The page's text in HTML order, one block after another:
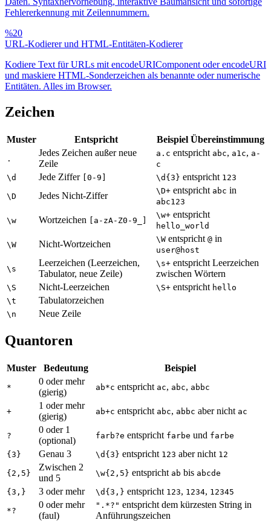
Fehlererkennung mit Zeilennummern.
%20
URL-Kodierer und HTML-Entitäten-Kodierer
Kodiere Text für URLs mit encodeURIComponent oder encodeURI
und maskiere HTML-Sonderzeichen als benannte oder numerische
Entitäten. Alles im Browser.
Zeichen
Muster Entspricht Beispiel Übereinstimmung
.
Jedes Zeichen außer neue
Zeile
a.c entspricht abc, a1c, a-
c
\d
Jede Ziffer [0-9] \d{3} entspricht 123
\D Jedes Nicht-Ziffer \D+ entspricht abc in
abc123
\w Wortzeichen [a-zA-Z0-9_]
\w+ entspricht
hello_world
\W Nicht-Wortzeichen \W entspricht @ in
user@host
\s
Leerzeichen (Leerzeichen,
Tabulator, neue Zeile)
\s+ entspricht Leerzeichen
zwischen Wörtern
\S Nicht-Leerzeichen \S+ entspricht hello
\t
Tabulatorzeichen
\n Neue Zeile
Quantoren
Muster Bedeutung Beispiel
*
0 oder mehr
(gierig)
ab*c entspricht ac, abc, abbc
+
1 oder mehr
(gierig)
ab+c entspricht abc, abbc aber nicht ac
?
0 oder 1
(optional)
farb?e entspricht farbe und farbe
{3} Genau 3 \d{3} entspricht 123 aber nicht 12
{2,5}
Zwischen 2
und 5
\w{2,5} entspricht ab bis abcde
{3,} 3 oder mehr \d{3,} entspricht 123, 1234, 12345
*?
0 oder mehr
(faul)
".*?" entspricht dem kürzesten String in
Anführungszeichen